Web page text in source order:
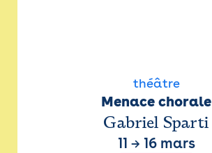
théâtre
Menace chorale
Gabriel Sparti
11 → 16 mars